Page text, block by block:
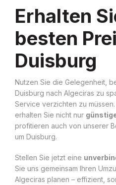
Erhalten
besten
Duisburg
Nutzen Sie die Gelegenheit,
Duisburg nach Algeciras zu
Service verzichten zu
erhalten Sie nicht nur
profitieren auch von unserer
um Duisburg.
Stellen Sie jetzt eine
Sie uns gemeinsam Ihren
Algeciras planen – effizient,